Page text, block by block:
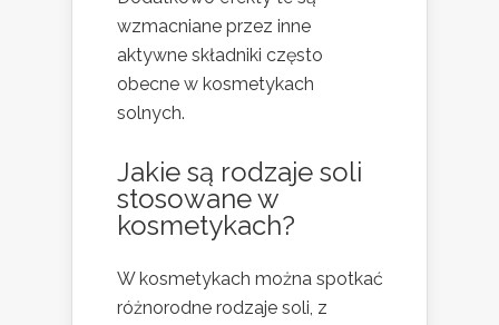
wzmacniane przez inne
aktywne składniki często
obecne w kosmetykach
solnych.
Jakie są rodzaje soli
stosowane w
kosmetykach?
W kosmetykach można spotkać
różnorodne rodzaje soli, z